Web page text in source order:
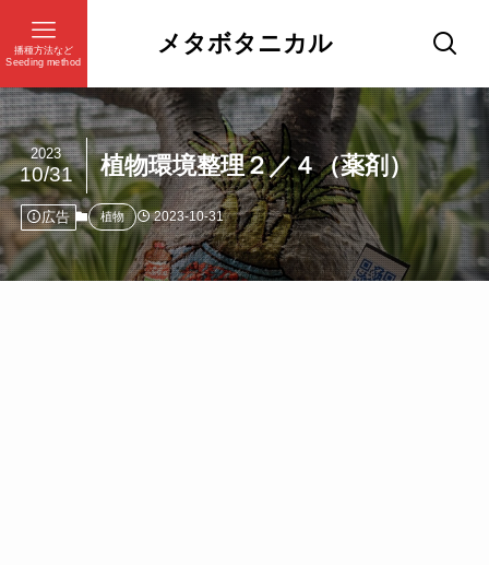
メタボタニカル
播種方法など
Seeding method
植物環境整理２／４（薬剤）
2023
10/31
広告 植物 2023-10-31